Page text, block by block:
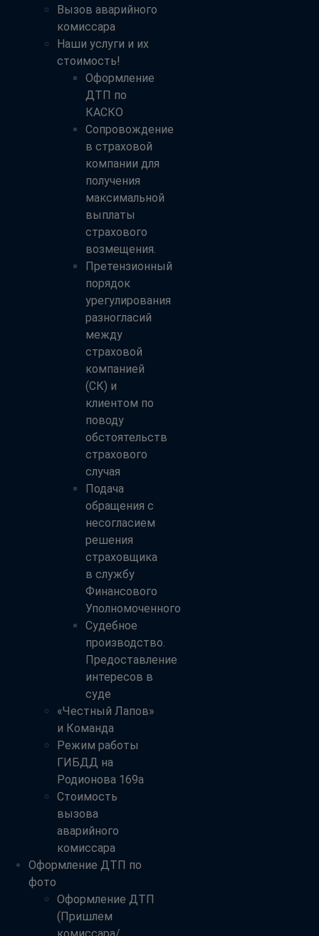
Вызов аварийного
комиссара
Наши услуги и их
стоимость!
Оформление
ДТП по
КАСКО
Сопровождение
в страховой
компании для
получения
максимальной
выплаты
страхового
возмещения.
Претензионный
порядок
урегулирования
разногласий
между
страховой
компанией
(СК) и
клиентом по
поводу
обстоятельств
страхового
случая
Подача
обращения с
несогласием
решения
страховщика
в службу
Финансового
Уполномоченного
Судебное
производство.
Предоставление
интересов в
суде
«Честный Лапов»
и Команда
Режим работы
ГИБДД на
Родионова 169а
Стоимость
вызова
аварийного
комиссара
Оформление ДТП по
фото
Оформление ДТП
(Пришлем
комиссара/